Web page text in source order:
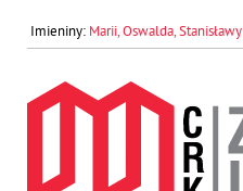
Marii, Oswalda, Stanisławy